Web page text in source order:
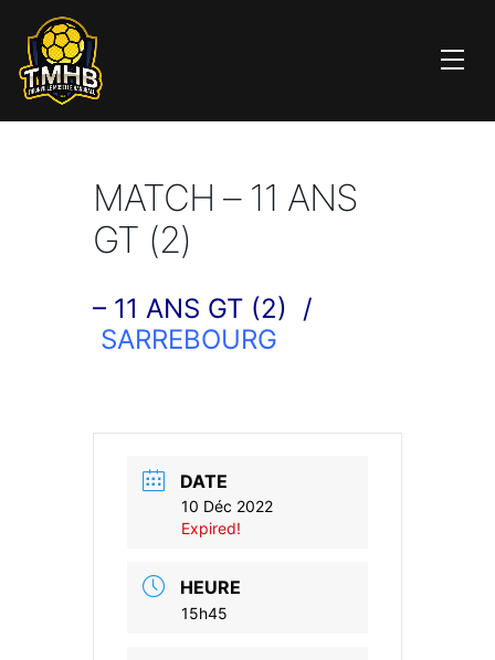
MATCH – 11 ANS
GT (2)
– 11 ANS GT (2) /
SARREBOURG
DATE
10 Déc 2022
Expired!
HEURE
15h45